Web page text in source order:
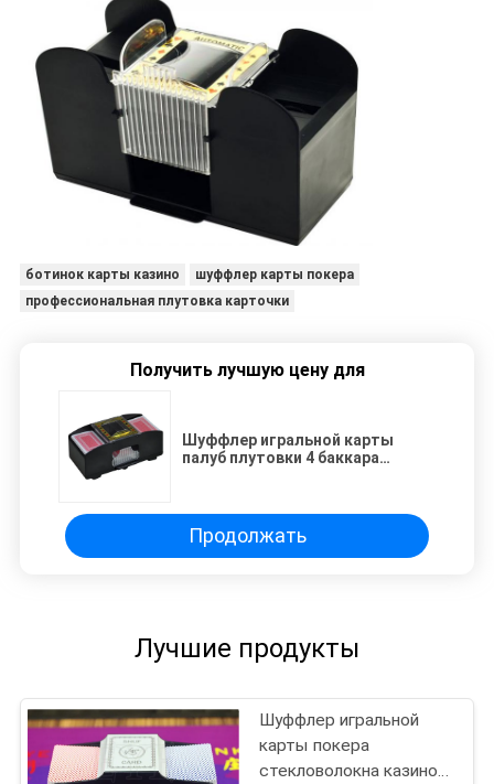
ботинок карты казино
шуффлер карты покера
профессиональная плутовка карточки
Получить лучшую цену для
Шуффлер игральной карты
палуб плутовки 4 баккара
Продолжать
Лучшие продукты
Шуффлер игральной
карты покера
стекловолокна казино